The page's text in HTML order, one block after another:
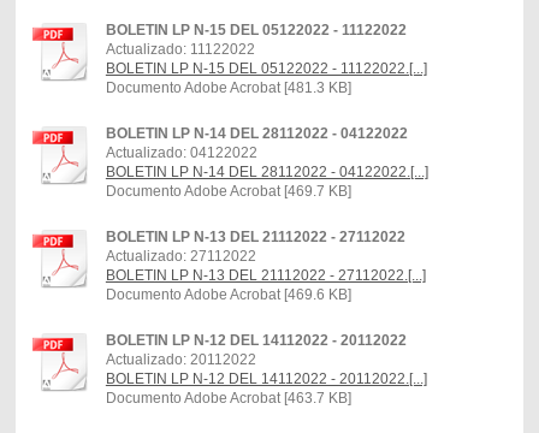
BOLETIN LP N-15 DEL 05122022 - 11122022
Actualizado: 11122022
BOLETIN LP N-15 DEL 05122022 - 11122022.[...]
Documento Adobe Acrobat [481.3 KB]
BOLETIN LP N-14 DEL 28112022 - 04122022
Actualizado: 04122022
BOLETIN LP N-14 DEL 28112022 - 04122022.[...]
Documento Adobe Acrobat [469.7 KB]
BOLETIN LP N-13 DEL 21112022 - 27112022
Actualizado: 27112022
BOLETIN LP N-13 DEL 21112022 - 27112022.[...]
Documento Adobe Acrobat [469.6 KB]
BOLETIN LP N-12 DEL 14112022 - 20112022
Actualizado: 20112022
BOLETIN LP N-12 DEL 14112022 - 20112022.[...]
Documento Adobe Acrobat [463.7 KB]